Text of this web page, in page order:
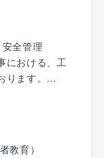
の柱で、企業
ぎます。
グループ会社
値」を提供し
り、情報社
仕事です。
ぶことがで
に携わり、
す。
って頂きな
全管理
における、工
ます。
設や無線機
いきましょ
教育）